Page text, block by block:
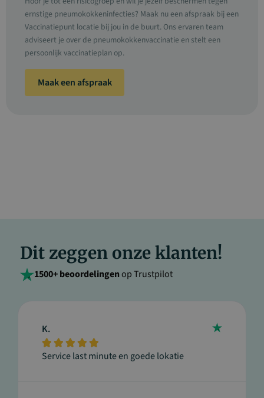
ernstige pneumokokkeninfecties? Maak nu een afspraak bij een
Vaccinatiepunt locatie bij jou in de buurt. Ons ervaren team
adviseert je over de pneumokokkenvaccinatie en stelt een
persoonlijk vaccinatieplan op.
Maak een afspraak
Dit zeggen onze klanten!
1500+ beoordelingenop Trustpilot
K.
    
Service last minute en goede lokatie